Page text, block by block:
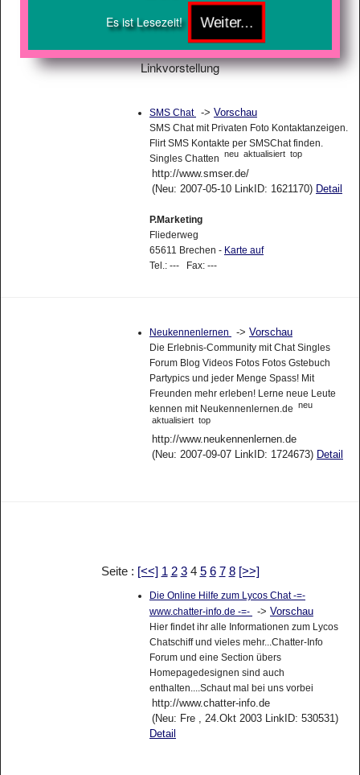
Es ist Lesezeit!
Linkvorstellung
SMS Chat -> Vorschau
SMS Chat mit Privaten Foto Kontaktanzeigen.
Flirt SMS Kontakte per SMSChat finden.
Singles Chatten neu aktualisiert top
http://www.smser.de/
(Neu: 2007-05-10 LinkID: 1621170) Detail
P.Marketing
Fliederweg
65611 Brechen - Karte auf
Tel.: --- Fax: ---
Neukennenlernen -> Vorschau
Die Erlebnis-Community mit Chat Singles
Forum Blog Videos Fotos Fotos Gstebuch
Partypics und jeder Menge Spass! Mit
Freunden mehr erleben! Lerne neue Leute
kennen mit Neukennenlernen.de neu
aktualisiert top
http://www.neukennenlernen.de
(Neu: 2007-09-07 LinkID: 1724673) Detail
Seite : [<<] 1 2 34 5 6 7 8 [>>]
Die Online Hilfe zum Lycos Chat -=-
www.chatter-info.de -=-
-> Vorschau
Hier findet ihr alle Informationen zum Lycos
Chatschiff und vieles mehr...Chatter-Info
Forum und eine Section übers
Homepagedesignen sind auch
enthalten....Schaut mal bei uns vorbei
http://www.chatter-info.de
(Neu: Fre , 24.Okt 2003 LinkID: 530531)
Detail